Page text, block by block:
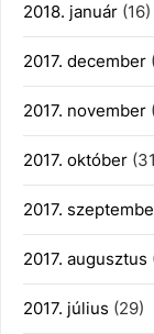
2018. január (16)
2017. december
2017. november
2017. október
2017.
2017. augusztus
2017. július (29)